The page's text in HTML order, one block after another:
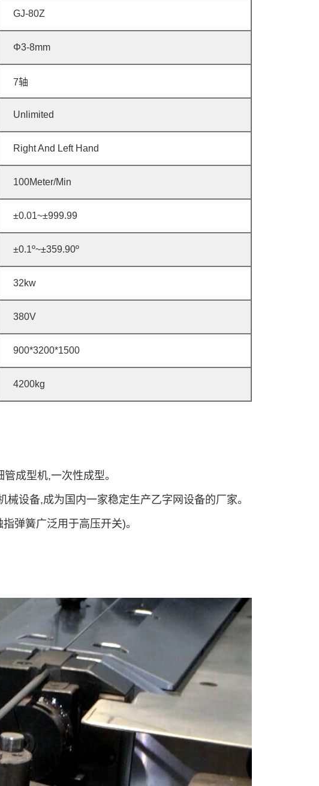
GJ-80Z
Φ3-8mm
7轴
Unlimited
Right And Left Hand
100Meter/Min
±0.01~±999.99
±0.1º~±359.90º
32kw
380V
900*3200*1500
4200kg
成型机,一次性成型。
设备,成为国内一家稳定生产乙字网设备的厂家。
弹簧广泛用于高压开关)。